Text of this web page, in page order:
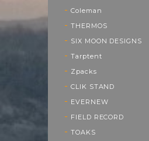
Coleman
THERMOS
SIX MOON DESIGNS
Tarptent
Zpacks
CLIK STAND
EVERNEW
FIELD RECORD
TOAKS